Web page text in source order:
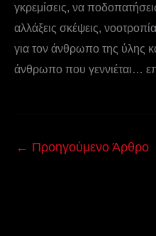
γκρεμίσεις, να
αλλάξεις σκέψεις,
για τον άνθρωπο της ύλης
άνθρωπο που γεννιέται…
← Προηγούμενο Άρθρο